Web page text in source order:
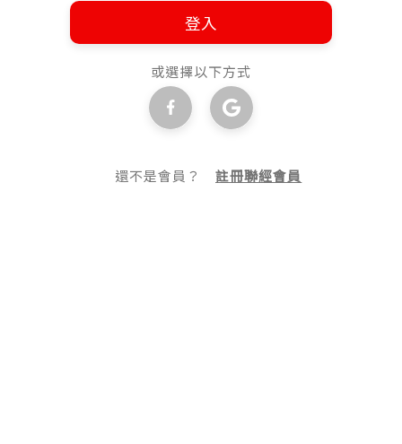
登入
或選擇以下方式
還不是會員？註冊聯經會員